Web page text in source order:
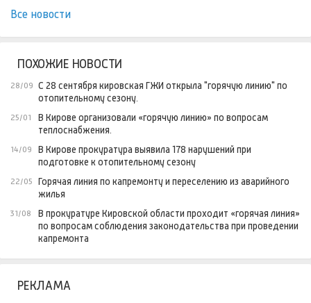
Все новости
ПОХОЖИЕ НОВОСТИ
28/09 С 28 сентября кировская ГЖИ открыла "горячую линию" по
отопительному сезону.
25/01
В Кирове организовали «горячую линию» по вопросам
теплоснабжения.
14/09
В Кирове прокуратура выявила 178 нарушений при
подготовке к отопительному сезону
22/05
Горячая линия по капремонту и переселению из аварийного
жилья
31/08
В прокуратуре Кировской области проходит «горячая линия»
по вопросам соблюдения законодательства при проведении
капремонта
РЕКЛАМА